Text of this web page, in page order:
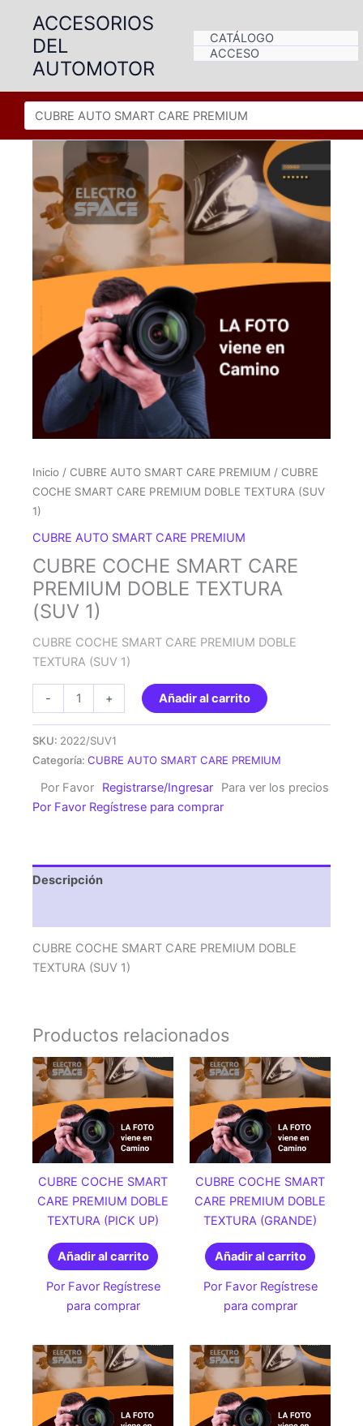
contenido
ACCESORIOS
DEL
AUTOMOTOR
CATÁLOGO
ACCESO
Inicio / CUBRE AUTO SMART CARE PREMIUM / CUBRE
COCHE SMART CARE PREMIUM DOBLE TEXTURA (SUV
1)
CUBRE AUTO SMART CARE PREMIUM
CUBRE COCHE SMART CARE
PREMIUM DOBLE TEXTURA
(SUV 1)
CUBRE COCHE SMART CARE PREMIUM DOBLE
TEXTURA (SUV 1)
-
COCHE
PREMIUM
DOBLE
TEXTURA
cantidad
+ Añadir al carrito
SKU: 2022/SUV1
Categoría: CUBRE AUTO SMART CARE PREMIUM
Por Favor Registrarse/Ingresar
Para ver los precios
Por Favor Regístrese para comprar
Descripción
CUBRE COCHE SMART CARE PREMIUM DOBLE
TEXTURA (SUV 1)
Productos relacionados
CUBRE COCHE SMART
CARE PREMIUM DOBLE
TEXTURA (PICK UP)
Añadir al carrito
Por Favor Regístrese
para comprar
CUBRE COCHE SMART
CARE PREMIUM DOBLE
TEXTURA (GRANDE)
Añadir al carrito
Por Favor Regístrese
para comprar